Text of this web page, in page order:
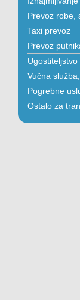
Prevoz robe,
Taxi prevoz
Prevoz
Ugostiteljstvo
Vučna
Pogrebne
Ostalo za